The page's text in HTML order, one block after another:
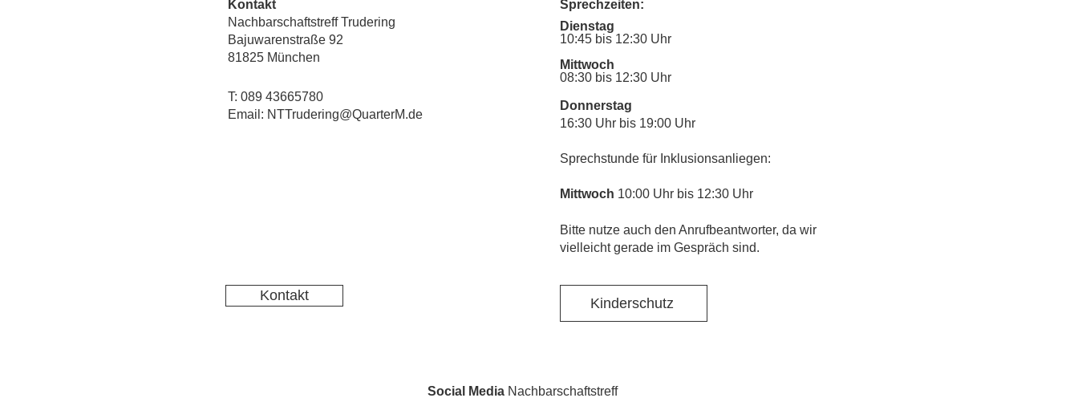
Kontakt
Nachbarschaftstreff Trudering
Bajuwarenstraße 92
81825 München
T: 089 43665780
Email: NTTrudering@QuarterM.de
Kontakt
Sprechzeiten:
Dienstag
10:45 bis 12:30 Uhr
Mittwoch
08:30 bis 12:30 Uhr
Donnerstag
16:30 Uhr bis 19:00 Uhr
Sprechstunde für Inklusionsanliegen:
Mittwoch 10:00 Uhr bis 12:30 Uhr
​Bitte nutze auch den Anrufbeantworter, da wir
vielleicht gerade im Gespräch sind.
Kinderschutz
Social MediaNachbarschaftstreff